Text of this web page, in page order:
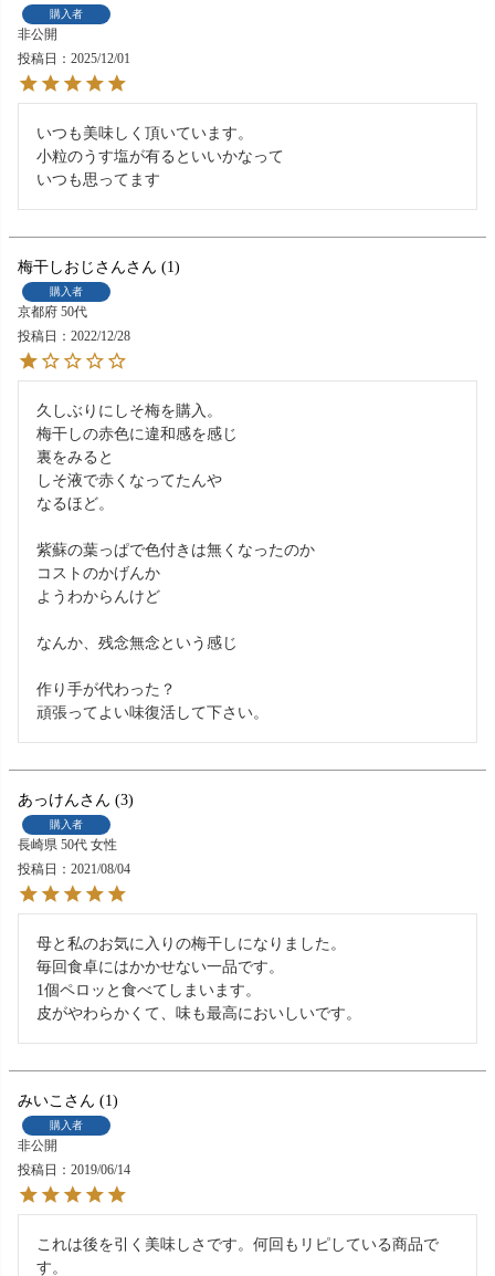
購入者
非公開
投稿日
2025/12/01
いつも美味しく頂いています。
小粒のうす塩が有るといいかなって
いつも思ってます
梅干しおじさん 1
購入者
京都府 50代
投稿日
2022/12/28
久しぶりにしそ梅を購入。
梅干しの赤色に違和感を感じ
裏をみると
しそ液で赤くなってたんや
なるほど。
紫蘇の葉っぱで色付きは無くなったのか
コストのかげんか
ようわからんけど
なんか、残念無念という感じ
作り手が代わった？
頑張ってよい味復活して下さい。
あっけん 3
購入者
長崎県 50代 女性
投稿日
2021/08/04
母と私のお気に入りの梅干しになりました。
毎回食卓にはかかせない一品です。
1個ペロッと食べてしまいます。
みいこ 1
購入者
非公開
投稿日
2019/06/14
これは後を引く美味しさです。何回もリピしている商品で
す。